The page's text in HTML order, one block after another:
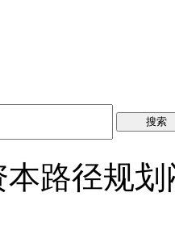
搜索
路径规